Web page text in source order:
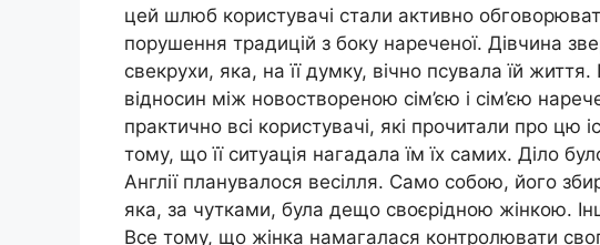
цей шлюб користувачі стали активно
порушення традицій з боку нареченої. Дівчина
свекрухи, яка, на її думку, вічно псувала їй
відносин між новоствореною сім’єю і сім’єю
практично всі користувачі, які прочитали про цю
тому, що її ситуація нагадала їм їх самих. Діло
Англії планувалося весілля. Само собою, його
яка, за чутками, була дещо своєрідною жінкою.
Все тому, що жінка намагалася контролювати